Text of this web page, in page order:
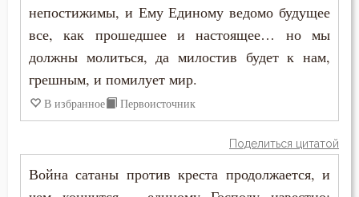
Воздержание
Воля
Воля Божия
Воспитание
Высокомерие
непостижимы, и Ему Единому ведомо будущее
все, как прошедшее и настоящее… но мы
должны молиться, да милостив будет к нам,
грешным, и помилует мир.
В избранное Первоисточник
Поделиться цитатой
Война сатаны против креста продолжается, и